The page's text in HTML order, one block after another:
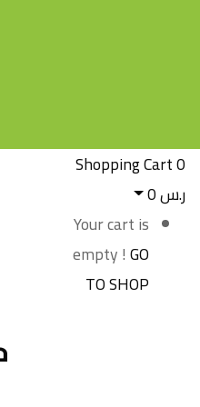
0
Shopping Cart
ر.س0
Your cart is
empty !GO
TO SHOP